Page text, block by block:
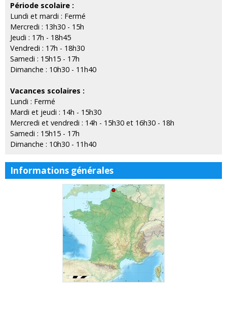
Période scolaire :
Lundi et mardi : Fermé
Mercredi : 13h30 - 15h
Jeudi : 17h - 18h45
Vendredi : 17h - 18h30
Samedi : 15h15 - 17h
Dimanche : 10h30 - 11h40
Vacances scolaires :
Lundi : Fermé
Mardi et jeudi : 14h - 15h30
Mercredi et vendredi : 14h - 15h30 et 16h30 - 18h
Samedi : 15h15 - 17h
Dimanche : 10h30 - 11h40
Informations générales